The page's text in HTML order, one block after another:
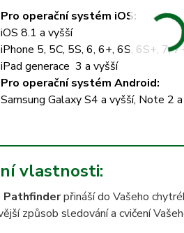
Pro operační systém iOS:
iOS 8.1 a vyšší
iPhone 5, 5C, 5S, 6, 6+, 6S, 6S+, 7,
iPad generace 3 a vyšší
Pro operační systém Android:
Samsung Galaxy S4 a vyšší, Note 2 a
vlastnosti:
Pathfinderpřináší do Vašeho
způsob sledování a cvičení